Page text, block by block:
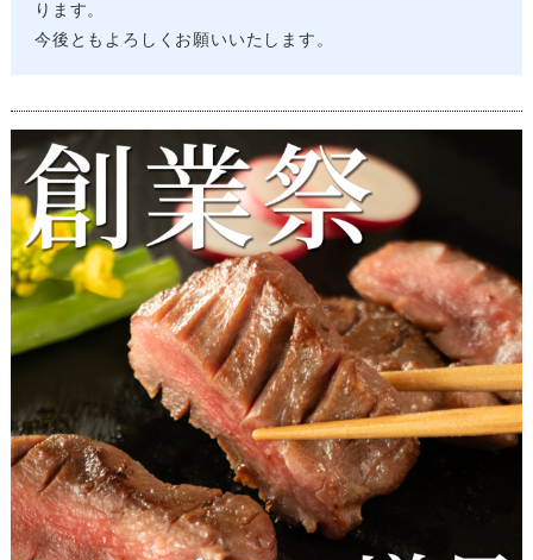
ります。
今後ともよろしくお願いいたします。